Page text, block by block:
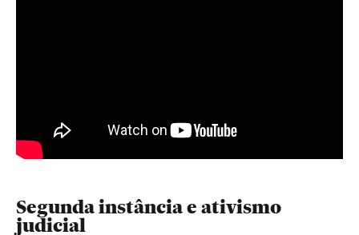
Segunda instância e ativismo
judicial